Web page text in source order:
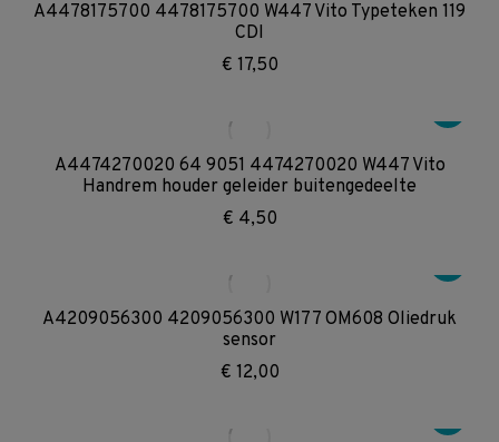
A4478175700 4478175700 W447 Vito Typeteken 119
CDI
€ 17,50
A4474270020 64 9051 4474270020 W447 Vito
Handrem houder geleider buitengedeelte
€ 4,50
A4209056300 4209056300 W177 OM608 Oliedruk
sensor
€ 12,00